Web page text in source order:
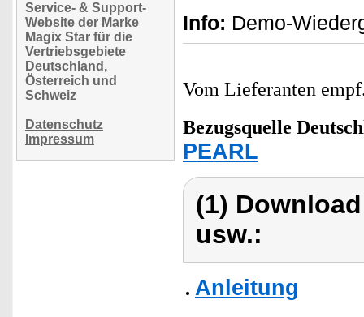
Service- & Support-
Website der Marke
Magix Star für die
Vertriebsgebiete
Deutschland,
Österreich und
Schweiz
Datenschutz
Impressum
Info: Demo-
Vom Lieferanten
Bezugsquelle
PEARL
(1)
usw.:
Anleitung